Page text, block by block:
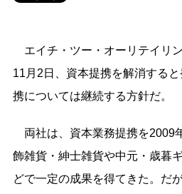
エイチ・ツー・オーリテイリ
11月2日、資本提携を解消する
携については継続する方針だ。
両社は、資本業務提携を2009
飾雑貨・紳士雑貨や中元・歳暮
どで一定の成果を得てきた。だ